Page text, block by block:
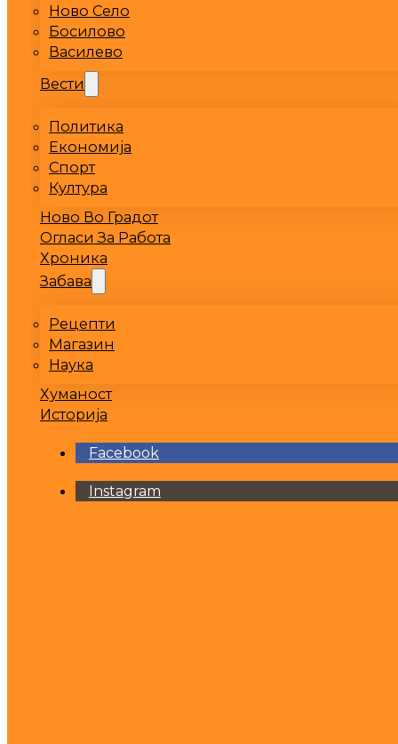
Ново Село
Босилово
Василево
Вести
Политика
Економија
Спорт
Култура
Ново Во Градот
Огласи За Работа
Хроника
Забава
Рецепти
Магазин
Наука
Хуманост
Историја
Facebook
Instagram